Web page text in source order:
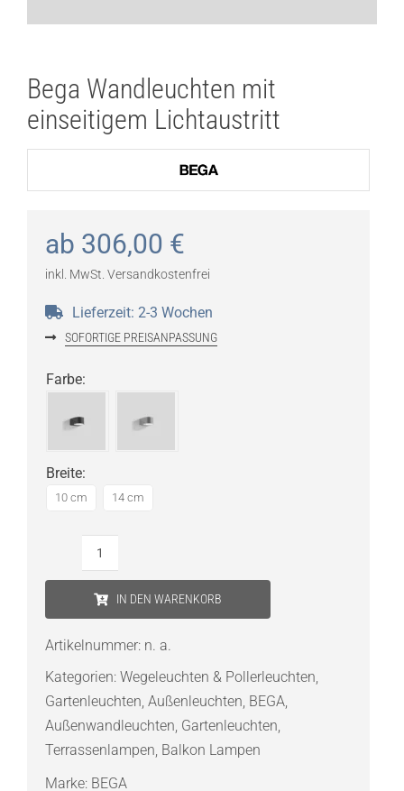
Bega Wandleuchten mit
einseitigem Lichtaustritt
ab 306,00 €
inkl. MwSt. Versandkostenfrei
Lieferzeit: 2-3 Wochen
SOFORTIGE PREISANPASSUNG
Farbe:
Breite:
10 cm 14 cm
Menge
IN DEN WARENKORB
Artikelnummer: n. a.
Kategorien: Wegeleuchten & Pollerleuchten,
Gartenleuchten, Außenleuchten, BEGA,
Außenwandleuchten, Gartenleuchten,
Terrassenlampen, Balkon Lampen
Marke: BEGA